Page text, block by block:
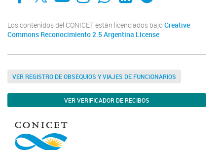
Los contenidos del CONICET están licenciados bajo Creative
Commons Reconocimiento 2.5 Argentina License
VER REGISTRO DE OBSEQUIOS Y VIAJES DE FUNCIONARIOS
VER VERIFICADOR DE RECIBOS